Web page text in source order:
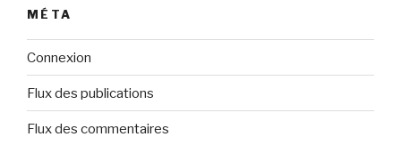
MÉTA
Connexion
Flux des publications
Flux des commentaires